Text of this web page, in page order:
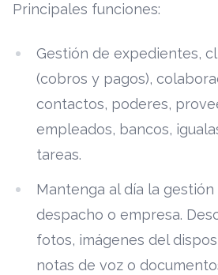
Principales funciones:
Gestión de expedientes,
(cobros y pagos),
contactos, poderes,
empleados, bancos,
tareas.
Mantenga al día la
despacho o empresa.
fotos, imágenes del
notas de voz o